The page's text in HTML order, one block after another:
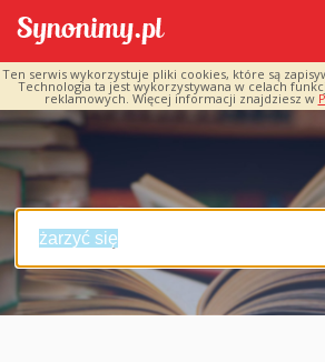
Ten serwis wykorzystuje pliki cookies, które są
Technologia ta jest wykorzystywana w celach
reklamowych. Więcej informacji znajdziesz w